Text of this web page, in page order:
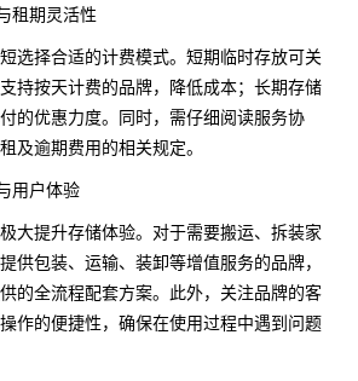
租期灵活性
选择合适的计费模式。短期临时存放可关
持按天计费的品牌，降低成本；长期存储
的优惠力度。同时，需仔细阅读服务协
及逾期费用的相关规定。
用户体验
大提升存储体验。对于需要搬运、拆装家
供包装、运输、装卸等增值服务的品牌，
的全流程配套方案。此外，关注品牌的客
作的便捷性，确保在使用过程中遇到问题